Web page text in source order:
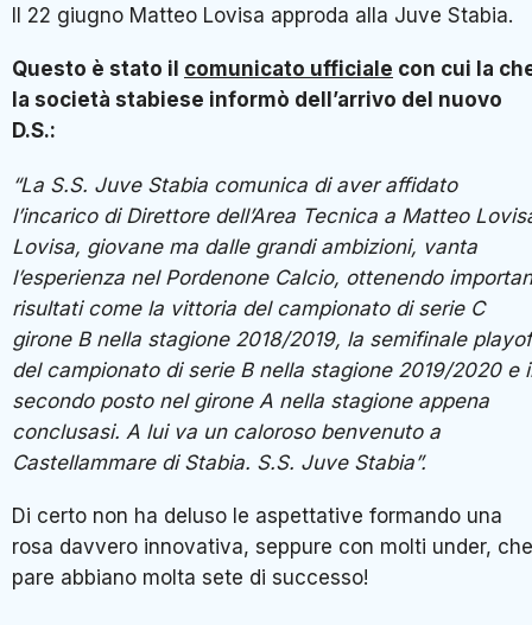
Il 22 giugno Matteo Lovisa approda alla Juve Stabia.
Questo è stato il comunicato ufficiale con cui la
la società stabiese informò dell’arrivo del nuovo
D.S.:
“La S.S. Juve Stabia comunica di aver affidato
l’incarico di Direttore dell’Area Tecnica a Matteo
Lovisa, giovane ma dalle grandi ambizioni, vanta
l’esperienza nel Pordenone Calcio, ottenendo
risultati come la vittoria del campionato di serie C
girone B nella stagione 2018/2019, la semifinale
del campionato di serie B nella stagione 2019/2020 e
secondo posto nel girone A nella stagione appena
conclusasi. A lui va un caloroso benvenuto a
Castellammare di Stabia. S.S. Juve Stabia”.
Di certo non ha deluso le aspettative formando una
rosa davvero innovativa, seppure con molti under, che
pare abbiano molta sete di successo!